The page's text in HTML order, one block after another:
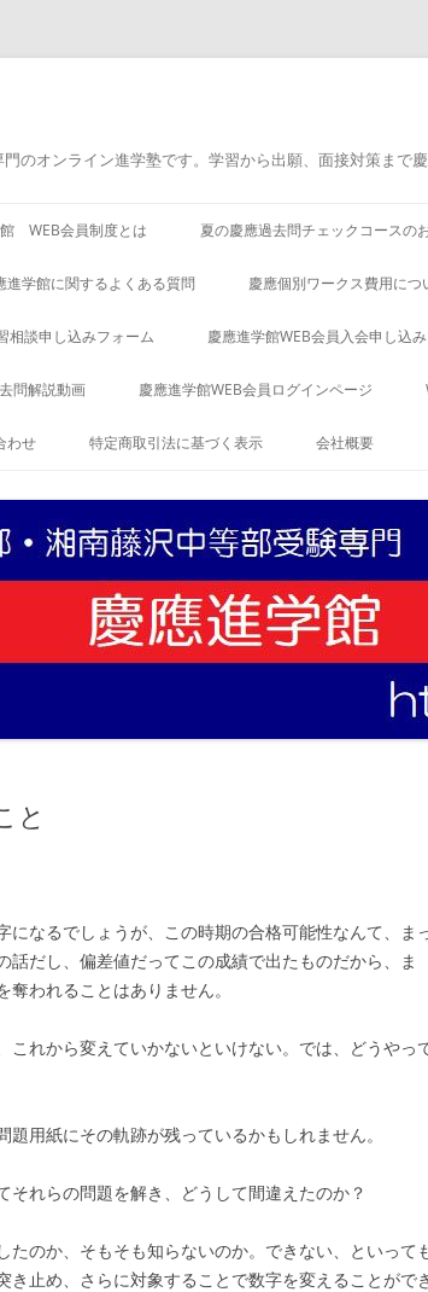
のオンライン進学塾です。学習から出願、面接対策まで
WEB会員制度とは 夏の慶應過去問チェックコースの
進学館に関するよくある質問 慶應個別ワークス費用につ
相談申し込みフォーム 慶應進学館WEB会員入会申し込み
問解説動画 慶應進学館WEB会員ログインページ
わせ 特定商取引法に基づく表示 会社概要
と
なるでしょうが、この時期の合格可能性なんて、ま
だし、偏差値だってこの成績で出たものだから、ま
われることはありません。
れから変えていかないといけない。では、どうやっ
用紙にその軌跡が残っているかもしれません。
れらの問題を解き、どうして間違えたのか？
のか、そもそも知らないのか。できない、といって
止め、さらに対象することで数字を変えることがで